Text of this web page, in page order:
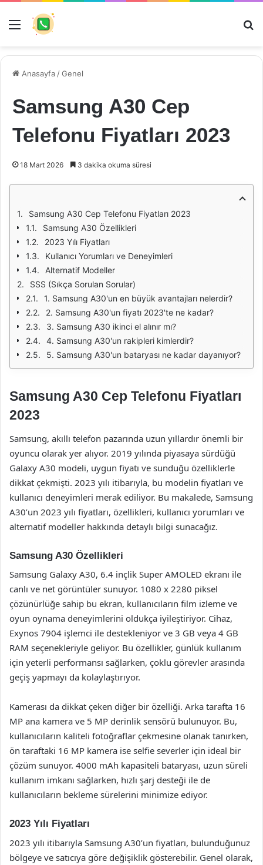
Menü
Anasayfa /Genel
Samsung A30 Cep
Telefonu Fiyatları 2023
18 Mart 2026 3 dakika okuma süresi
Samsung A30 Cep Telefonu Fiyatları 2023
Samsung A30 Özellikleri
2023 Yılı Fiyatları
Kullanıcı Yorumları ve Deneyimleri
Alternatif Modeller
SSS (Sıkça Sorulan Sorular)
1. Samsung A30'un en büyük avantajları nelerdir?
2. Samsung A30'un fiyatı 2023'te ne kadar?
3. Samsung A30 ikinci el alınır mı?
4. Samsung A30'un rakipleri kimlerdir?
5. Samsung A30'un bataryası ne kadar dayanıyor?
Samsung A30 Cep Telefonu Fiyatları
2023
Samsung, akıllı telefon pazarında uzun yıllardır önemli bir
oyuncu olarak yer alıyor. 2019 yılında piyasaya sürdüğü
Galaxy A30 modeli, uygun fiyatı ve sunduğu özelliklerle
dikkat çekmişti. 2023 yılı itibarıyla, bu modelin fiyatları ve
kullanıcı deneyimleri merak ediliyor. Bu makalede, Samsung
A30’un 2023 yılı fiyatları, özellikleri, kullanıcı yorumları ve
alternatif modeller hakkında detaylı bilgi sunacağız.
Samsung A30 Özellikleri
Samsung Galaxy A30, 6.4 inçlik Super AMOLED ekranı ile
canlı ve net görüntüler sunuyor. 1080 x 2280 piksel
çözünürlüğe sahip bu ekran, kullanıcıların film izleme ve
oyun oynama deneyimlerini oldukça iyileştiriyor. Cihaz,
Exynos 7904 işlemci ile destekleniyor ve 3 GB veya 4 GB
RAM seçenekleriyle geliyor. Bu özellikler, günlük kullanım
için yeterli performansı sağlarken, çoklu görevler arasında
geçiş yapmayı da kolaylaştırıyor.
Kamerası da dikkat çeken diğer bir özelliği. Arka tarafta 16
MP ana kamera ve 5 MP derinlik sensörü bulunuyor. Bu,
kullanıcıların kaliteli fotoğraflar çekmesine olanak tanırken,
ön taraftaki 16 MP kamera ise selfie severler için ideal bir
çözüm sunuyor. 4000 mAh kapasiteli bataryası, uzun süreli
kullanım imkanı sağlarken, hızlı şarj desteği ile de
kullanıcıların bekleme sürelerini minimize ediyor.
2023 Yılı Fiyatları
2023 yılı itibarıyla Samsung A30’un fiyatları, bulunduğunuz
bölgeye ve satıcıya göre değişiklik gösterebilir. Genel olarak,